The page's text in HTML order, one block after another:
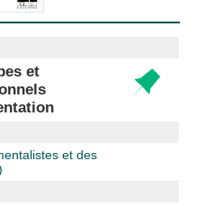
et
et des